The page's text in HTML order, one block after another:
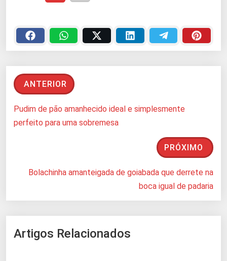
ANTERIOR
Pudim de pão amanhecido ideal e simplesmente
perfeito para uma sobremesa
PRÓXIMO
Bolachinha amanteigada de goiabada que derrete na
boca igual de padaria
Artigos Relacionados